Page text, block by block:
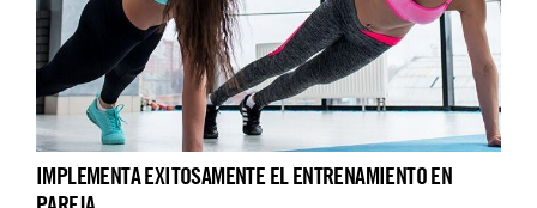
IMPLEMENTA EXITOSAMENTE EL ENTRENAMIENTO EN